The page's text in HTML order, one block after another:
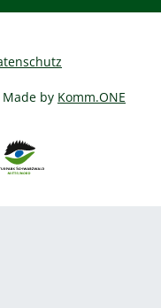
by Komm.ONE